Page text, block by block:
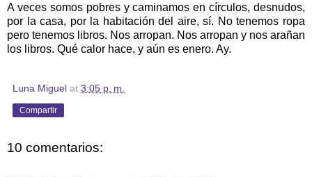
A veces somos pobres y caminamos en círculos, desnudos,
por la casa, por la habitación del aire, sí. No tenemos ropa
pero tenemos libros. Nos arropan. Nos arropan y nos arañan
los libros. Qué calor hace, y aún es enero. Ay.
Luna Miguel at 3:05 p. m.
Compartir
10 comentarios: